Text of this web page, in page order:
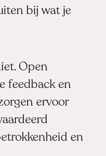
bij wat je
Open
feedback en
ervoor
en